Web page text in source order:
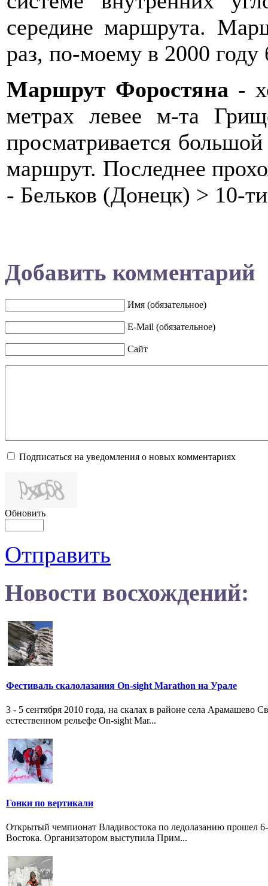
середине маршрута.
раз, по-моему в 2000
Маршрут Форостяна -
метрах левее м-та
просматривается
маршрут. Последнее
- Бельков (Донецк) > 10-
Добавить комментарий
Имя (обязательное)
E-Mail (обязательное)
Сайт
Подписаться на уведомления о новых комментариях
Обновить
Отправить
Новости восхождений:
Фестиваль скалолазания On-sight Marathon на Урале
3 - 5 сентября 2010 года, на скалах в районе села Арамашево
естественном рельефе On-sight Mar...
Гонки по вертикали
Открытый чемпионат Владивостока по ледолазанию прошел
Востока. Организатором выступила Прим...